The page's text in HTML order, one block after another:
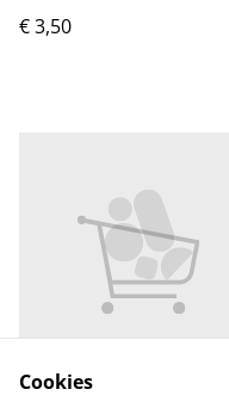
€ 3,50
Cookies